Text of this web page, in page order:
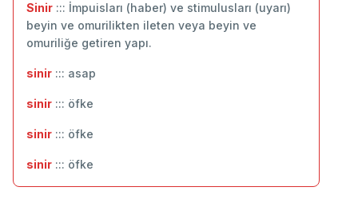
Sinir ::: İmpuisları (haber) ve stimulusları (uyarı)
beyin ve omurilikten ileten veya beyin ve
omuriliğe getiren yapı.
sinir ::: asap
sinir ::: öfke
sinir ::: öfke
sinir ::: öfke